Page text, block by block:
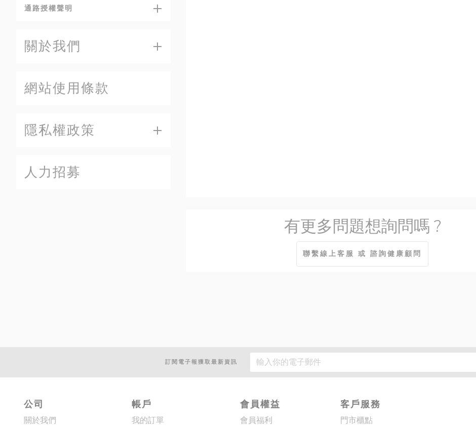
通路授權聲明
關於我們
網站使用條款
隱私權政策
人力招募
有更多問題想詢問嗎 ?
聯繫線上客服 或 諮詢健康顧問
訂閱電子報獲取最新資訊
公司
關於我們
帳戶
我的訂單
會員權益
會員福利
客戶服務
門市櫃點